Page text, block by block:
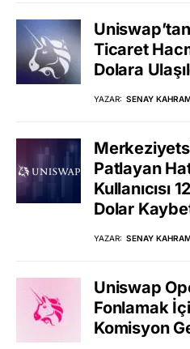
Ticaret
Dolara
YAZAR: SENAY
Patlayan
Kullanıcısı
Dolar
YAZAR: SENAY
Uniswap
Fonlamak
Komisyon